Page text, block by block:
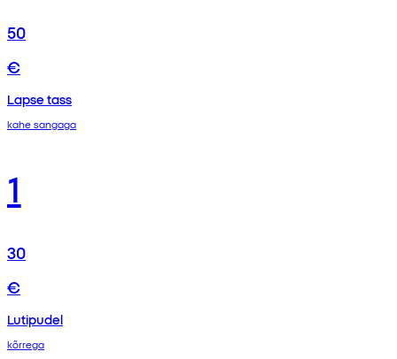
50
€
Lapse tass
kahe sangaga
1
30
€
Lutipudel
kõrrega